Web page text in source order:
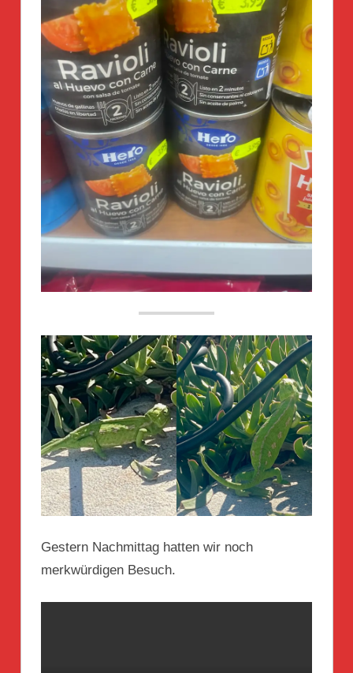
Gestern Nachmittag hatten wir noch
merkwürdigen Besuch.